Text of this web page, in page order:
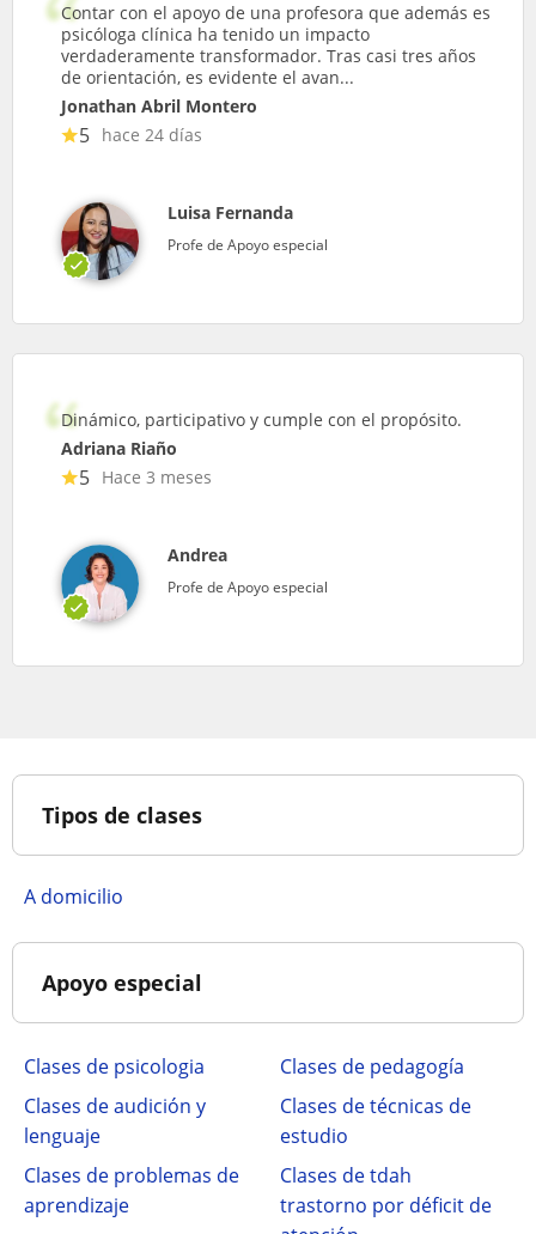
Contar con el apoyo de una profesora que además es
psicóloga clínica ha tenido un impacto
verdaderamente transformador. Tras casi tres años
de orientación, es evidente el avan...
Jonathan Abril Montero
5 hace 24 días
Luisa Fernanda
Profe de Apoyo especial
Dinámico, participativo y cumple con el propósito.
Adriana Riaño
5 Hace 3 meses
Andrea
Profe de Apoyo especial
Tipos de clases
A domicilio
Apoyo especial
Clases de psicologia
Clases de pedagogía
Clases de audición y
lenguaje
Clases de técnicas de
estudio
Clases de problemas de
aprendizaje
Clases de tdah
trastorno por déficit de